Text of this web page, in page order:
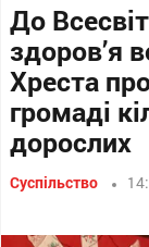
До
здоров’я
Хреста
громаді
дорослих
Суспільство